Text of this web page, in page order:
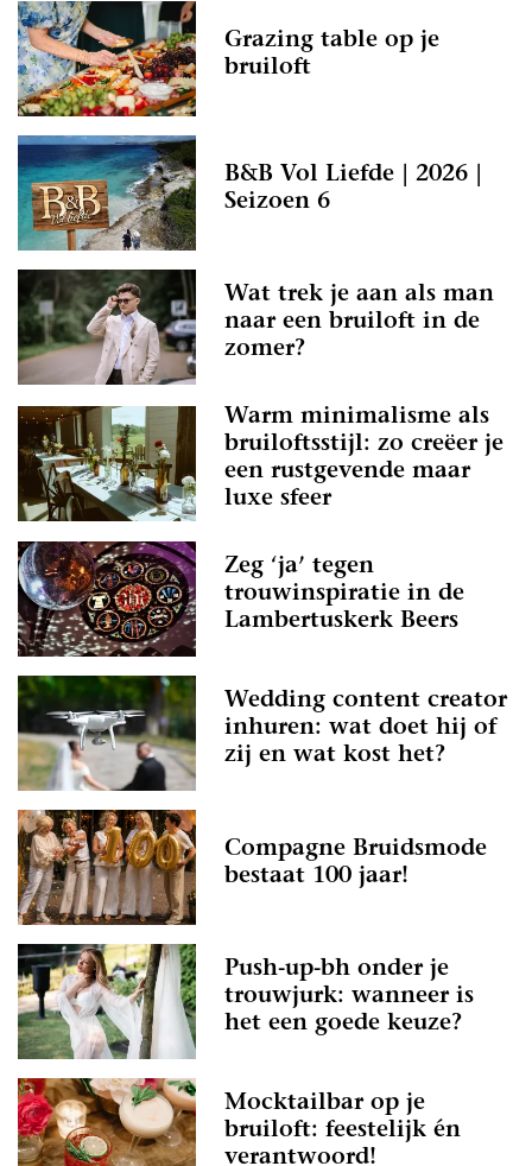
Grazing table op je
bruiloft
B&B Vol Liefde | 2026 |
Seizoen 6
Wat trek je aan als man
naar een bruiloft in de
zomer?
Warm minimalisme als
bruiloftsstijl: zo creëer je
een rustgevende maar
luxe sfeer
Zeg ‘ja’ tegen
trouwinspiratie in de
Lambertuskerk Beers
Wedding content creator
inhuren: wat doet hij of
zij en wat kost het?
Compagne Bruidsmode
bestaat 100 jaar!
Push-up-bh onder je
trouwjurk: wanneer is
het een goede keuze?
Mocktailbar op je
bruiloft: feestelijk én
verantwoord!